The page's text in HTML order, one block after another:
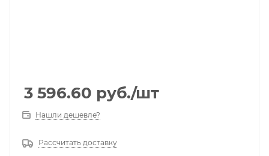
3 596.60 руб./шт
Нашли дешевле?
Рассчитать доставку